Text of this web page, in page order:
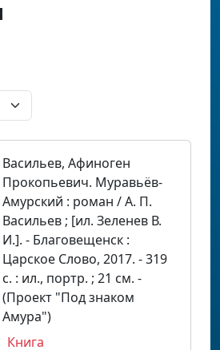
Васильев, Афиноген
Прокопьевич. Муравьёв-
Амурский : роман / А. П.
Васильев ; [ил. Зеленев В.
И.]. - Благовещенск :
Царское Слово, 2017. - 319
с. : ил., портр. ; 21 см. -
(Проект "Под знаком
Амура")
Книга